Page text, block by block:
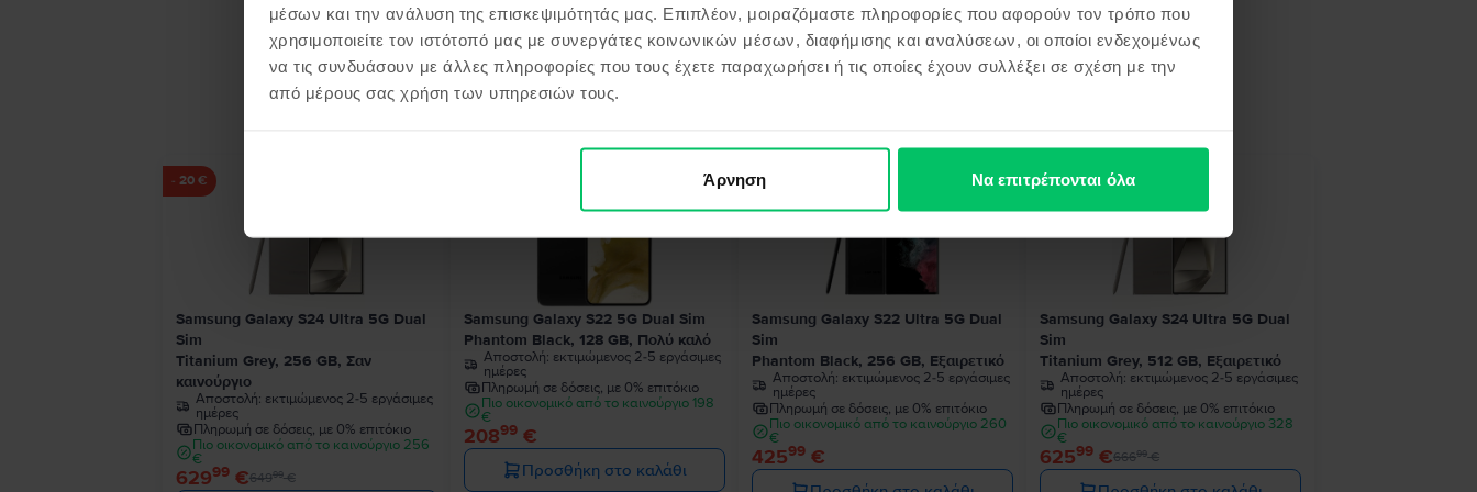
μέσων και την ανάλυση της επισκεψιμότητάς μας. Επιπλέον, μοιραζόμαστε πληροφορίες που αφορούν τον τρόπο που
χρησιμοποιείτε τον ιστότοπό μας με συνεργάτες κοινωνικών μέσων, διαφήμισης και αναλύσεων, οι οποίοι ενδεχομένως
να τις συνδυάσουν με άλλες πληροφορίες που τους έχετε παραχωρήσει ή τις οποίες έχουν συλλέξει σε σχέση με την
από μέρους σας χρήση των υπηρεσιών τους.
Άρνηση Να επιτρέπονται όλα
Προϊόντα παρόμοια με την αναζήτησή σου
- 20 €
Samsung Galaxy S24 Ultra 5G Dual
Sim
Titanium Grey, 256 GB, Σαν
καινούργιο
Αποστολή: εκτιμώμενος 2-5 εργάσιμες
ημέρες
Πληρωμή σε δόσεις, με 0% επιτόκιο
Πιο οικονομικό από το καινούργιο 256
€
62999€64999€
Samsung Galaxy S22 5G Dual Sim
Phantom Black, 128 GB, Πολύ καλό
Αποστολή: εκτιμώμενος 2-5 εργάσιμες
ημέρες
Πληρωμή σε δόσεις, με 0% επιτόκιο
Πιο οικονομικό από το καινούργιο 198
€
20899€
Προσθήκη στο καλάθι
Samsung Galaxy S22 Ultra 5G Dual
Sim
Phantom Black, 256 GB, Εξαιρετικό
Αποστολή: εκτιμώμενος 2-5 εργάσιμες
ημέρες
Πληρωμή σε δόσεις, με 0% επιτόκιο
Πιο οικονομικό από το καινούργιο 260
€
42599 €
- 41 €
Samsung Galaxy S24 Ultra 5G Dual
Sim
Titanium Grey, 512 GB, Εξαιρετικό
Αποστολή: εκτιμώμενος 2-5 εργάσιμες
ημέρες
Πληρωμή σε δόσεις, με 0% επιτόκιο
Πιο οικονομικό από το καινούργιο 328
€
62599 €66699€